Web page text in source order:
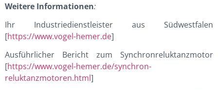
Weitere Informationen:
Ihr Industriedienstleister aus Südwestfalen
[https://www.vogel-hemer.de]
Ausführlicher Bericht zum Synchronreluktanzmotor
[https://www.vogel-hemer.de/synchron-
reluktanzmotoren.html]